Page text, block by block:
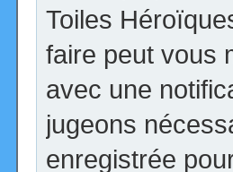
Toiles
faire peut vous
avec une
jugeons
enregistrée